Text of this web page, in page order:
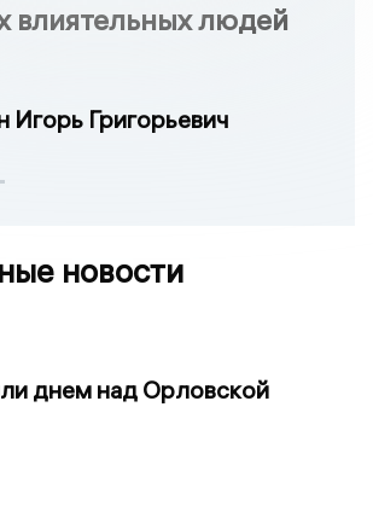
влиятельных людей
Игорь Григорьевич
новости
днем над Орловской